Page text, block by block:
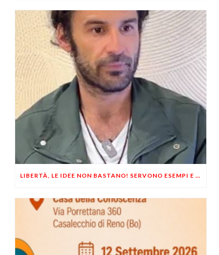
LIBERTÀ, LE IDEE NON BASTANO! SERVONO ESEMPI E UN PO’ DI COERENZA